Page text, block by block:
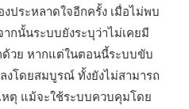
ประหลาดใจอีกครั้ง เมื่อไม่พบ
กนั้นระบบยังระบุว่าไม่เคยมี
วย หากแต่ในตอนนี้ระบบขับ
งโดยสมบูรณ์ ทั้งยังไม่สามารถ
ตุ แม้จะใช้ระบบควบคุมโดย